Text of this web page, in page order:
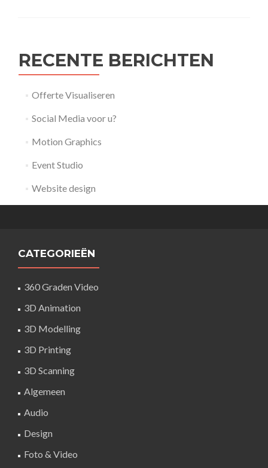
RECENTE BERICHTEN
Offerte Visualiseren
Social Media voor u?
Motion Graphics
Event Studio
Website design
CATEGORIEËN
360 Graden Video
3D Animation
3D Modelling
3D Printing
3D Scanning
Algemeen
Audio
Design
Foto & Video